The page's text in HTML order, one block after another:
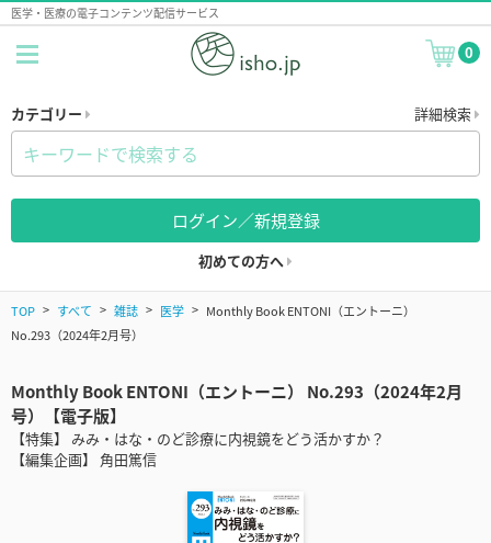
医学・医療の電子コンテンツ配信サービス
0
カテゴリー 詳細検索
ログイン／新規登録
初めての方へ
TOP すべて 雑誌 医学
Monthly Book ENTONI（エントーニ）
No.293（2024年2月号）
Monthly Book ENTONI（エントーニ） No.293（2024年2月
号）【電子版】
【特集】 みみ・はな・のど診療に内視鏡をどう活かすか？
【編集企画】 角田篤信